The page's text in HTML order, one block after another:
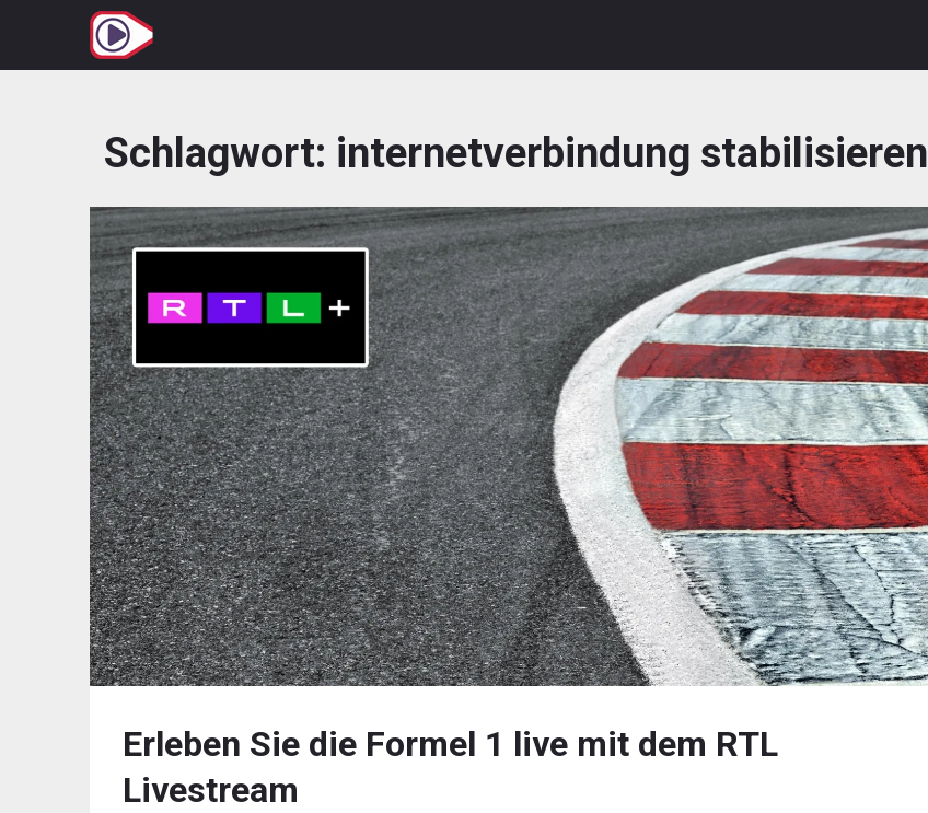
springen
Schlagwort: internetverbindung stabilisieren
Erleben Sie die Formel 1 live mit dem RTL
Livestream